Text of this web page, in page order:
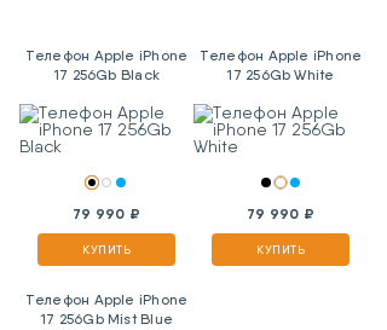
Телефон Apple iPhone
17 256Gb Black
79 990 ₽
КУПИТЬ
Телефон Apple iPhone
17 256Gb White
79 990 ₽
КУПИТЬ
Телефон Apple iPhone
17 256Gb Mist Blue